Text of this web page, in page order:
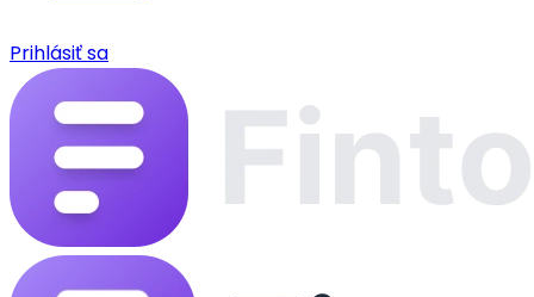
Prihlásiť sa